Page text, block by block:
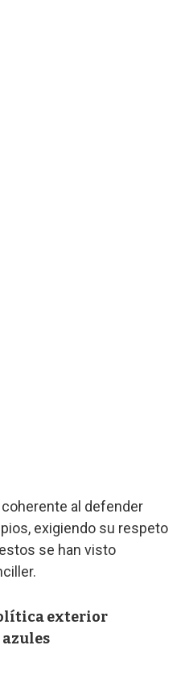
al defender
exigiendo su respeto
se han visto
exterior
azules